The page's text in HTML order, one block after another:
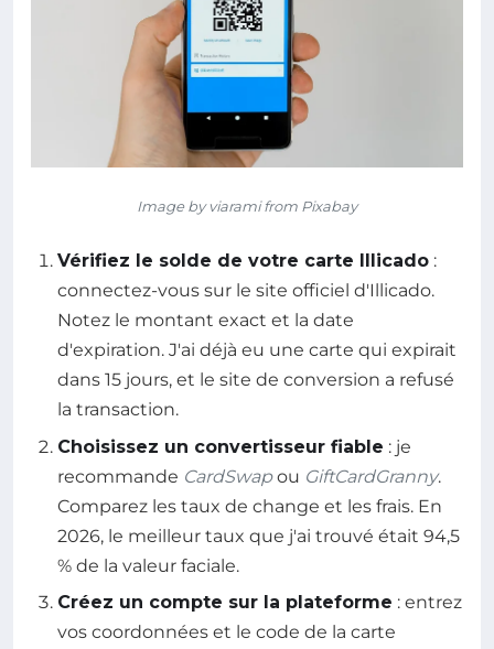
Image by viarami from Pixabay
Vérifiez le solde de votre carte Illicado :
connectez-vous sur le site officiel d'Illicado.
Notez le montant exact et la date
d'expiration. J'ai déjà eu une carte qui expirait
dans 15 jours, et le site de conversion a refusé
la transaction.
Choisissez un convertisseur fiable : je
recommande CardSwapou GiftCardGranny.
Comparez les taux de change et les frais. En
2026, le meilleur taux que j'ai trouvé était 94,5
% de la valeur faciale.
Créez un compte sur la plateforme : entrez
vos coordonnées et le code de la carte